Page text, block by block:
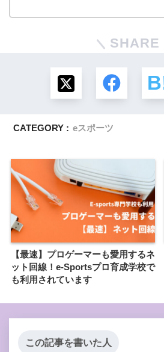
SHARE
CATEGORY : eスポーツ
【最速】プロゲーマーも愛用するネ
ット回線！e-Sportsプロ育成学校で
も利用されています
この記事を書いた人